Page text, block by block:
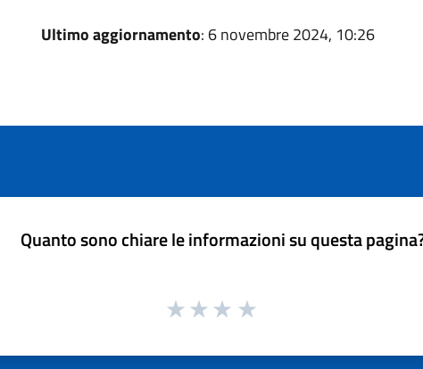
Ultimo aggiornamento: 6 novembre 2024, 10:26
Quanto sono chiare le informazioni su questa